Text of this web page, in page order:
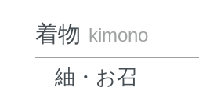
着物 kimono
紬・お召